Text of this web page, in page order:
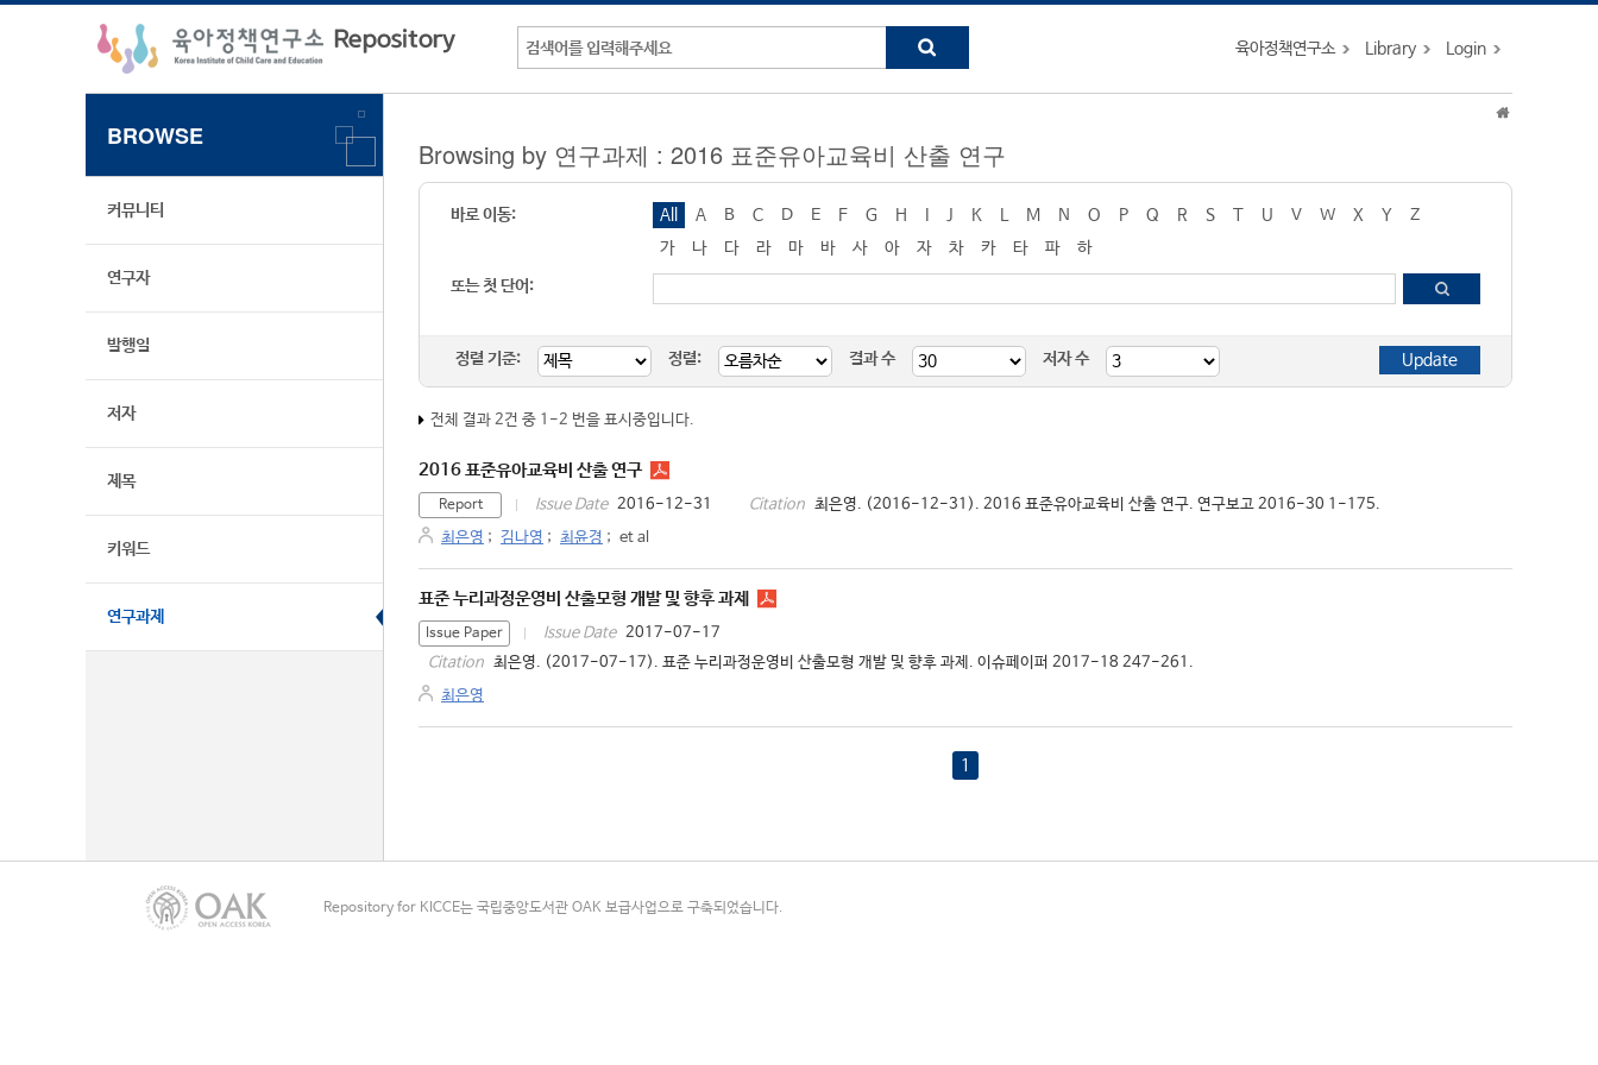
육아정책연구소 Library Login
BROWSE
커뮤니티
연구자
발행일
저자
제목
키워드
연구과제
Browsing by 연구과제 : 2016 표준유아교육비 산출 연구
바로 이동: All A B C D E F G H J K M N O P Q R S T U V W X Y
Z
가
나 다 라 마 바 사 아 자 차 카 타 파
하
또는 첫 단어:
정렬 기준: 정렬: 결과 수 저자 수
전체 결과 2건 중 1-2 번을 표시중입니다.
2016 표준유아교육비 산출 연구
Report Issue Date 2016-12-31 Citation 최은영. (2016-12-31). 2016 표준유아교육비 산출 연구. 연구보고 2016-30 1-175.
최은영 ; 김나영 ; 최윤경 ; et al
표준 누리과정운영비 산출모형 개발 및 향후 과제
Issue Paper Issue Date 2017-07-17
Citation 최은영. (2017-07-17). 표준 누리과정운영비 산출모형 개발 및 향후 과제. 이슈페이퍼 2017-18 247-261.
최은영
1
Repository for KICCE는 국립중앙도서관 OAK 보급사업으로 구축되었습니다.